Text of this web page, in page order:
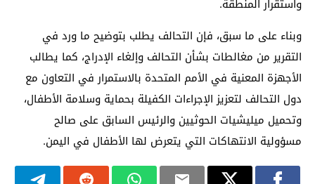
واستقرار المنطقة.
وبناء على ما سبق، فإن التحالف يطلب بتوضيح ما ورد في
التقرير من مغالطات بشأن التحالف وإلغاء الإدراج، كما يطالب
الأجهزة المعنية في الأمم المتحدة بالاستمرار في التعاون مع
دول التحالف لتعزيز الإجراءات الكفيلة بحماية وسلامة الأطفال،
وتحميل ميليشيات الحوثيين والرئيس السابق على صالح
مسؤولية الانتهاكات التي يتعرض لها الأطفال في اليمن.